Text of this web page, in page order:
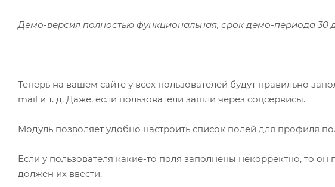
Демо-версия полностью функциональная, срок демо-периода 30
-------
Теперь на вашем сайте у всех пользователей будут правильно
mail и т. д. Даже, если пользователи зашли через соцсервисы.
Модуль позволяет удобно настроить список полей для профиля
Если у пользователя какие-то поля заполнены некорректно, то
должен их ввести.